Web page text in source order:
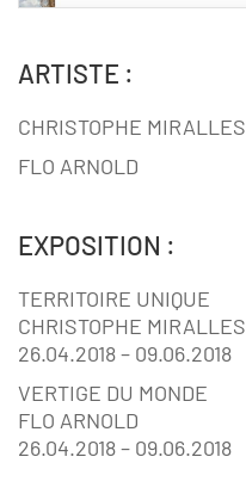
ARTISTE :
CHRISTOPHE MIRALLES
FLO ARNOLD
EXPOSITION :
TERRITOIRE UNIQUE
CHRISTOPHE MIRALLES
26.04.2018 – 09.06.2018
VERTIGE DU MONDE
FLO ARNOLD
26.04.2018 – 09.06.2018